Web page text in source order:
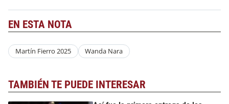
EN ESTA NOTA
Martín Fierro 2025 Wanda Nara
TAMBIÉN TE PUEDE INTERESAR